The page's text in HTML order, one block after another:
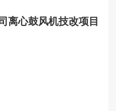
离心鼓风机技改项目